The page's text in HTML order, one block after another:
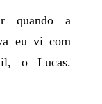
quando a
eu vi com
o Lucas.